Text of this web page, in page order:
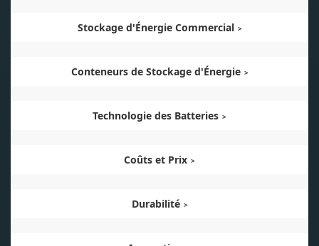
Stockage d'Énergie Commercial
Conteneurs de Stockage d'Énergie
Technologie des Batteries
Coûts et Prix
Durabilité